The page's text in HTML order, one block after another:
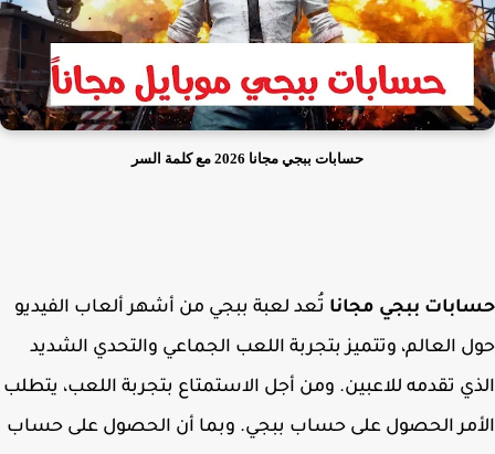
حسابات ببجي مجانا 2026 مع كلمة السر
ببجي مجاناتُعد لعبة ببجي من أشهر ألعاب الفيديو
العالم، وتتميز بتجربة اللعب الجماعي والتحدي الشديد
تقدمه للاعبين. ومن أجل الاستمتاع بتجربة اللعب، يتطلب
الحصول على حساب ببجي. وبما أن الحصول على حساب